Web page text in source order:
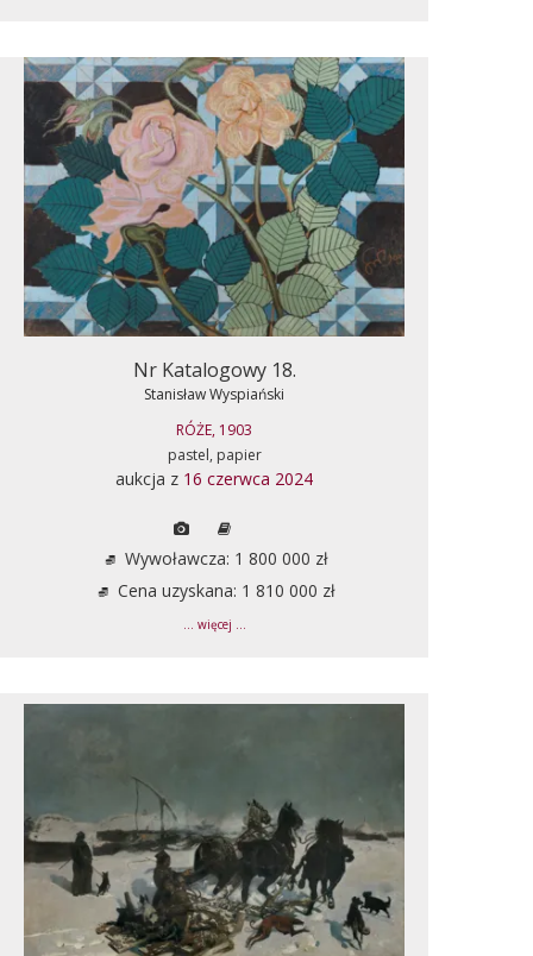
Nr Katalogowy 18.
Stanisław Wyspiański
RÓŻE, 1903
pastel, papier
aukcja z 16 czerwca 2024
Wywoławcza: 1 800 000 zł
Cena uzyskana: 1 810 000 zł
... więcej ...